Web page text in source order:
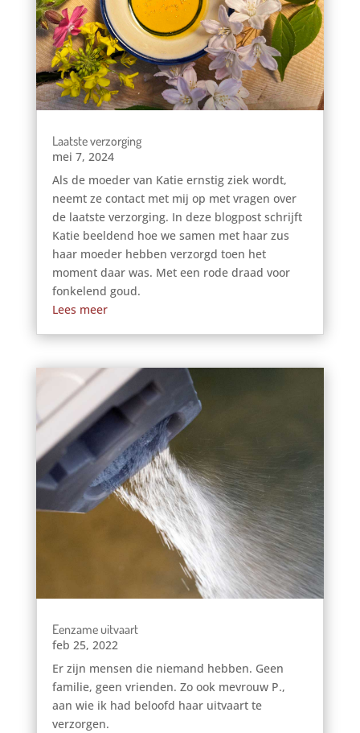
Laatste verzorging
mei 7, 2024
Als de moeder van Katie ernstig ziek wordt,
neemt ze contact met mij op met vragen over
de laatste verzorging. In deze blogpost schrijft
Katie beeldend hoe we samen met haar zus
haar moeder hebben verzorgd toen het
moment daar was. Met een rode draad voor
fonkelend goud.
Lees meer
Eenzame uitvaart
feb 25, 2022
Er zijn mensen die niemand hebben. Geen
familie, geen vrienden. Zo ook mevrouw P.,
aan wie ik had beloofd haar uitvaart te
verzorgen.